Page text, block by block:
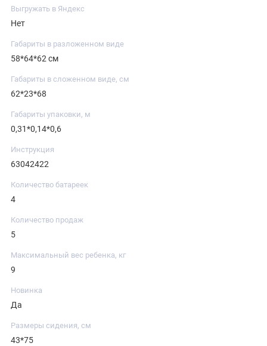
Выгружать в Яндекс
Нет
Габариты в разложенном виде
58*64*62 см
Габариты в сложенном виде, см
62*23*68
Габариты упаковки, м
0,31*0,14*0,6
Инструкция
63042422
Количество батареек
4
Количество продаж
5
Максимальный вес ребенка, кг
9
Новинка
Да
Размеры сидения, см
43*75